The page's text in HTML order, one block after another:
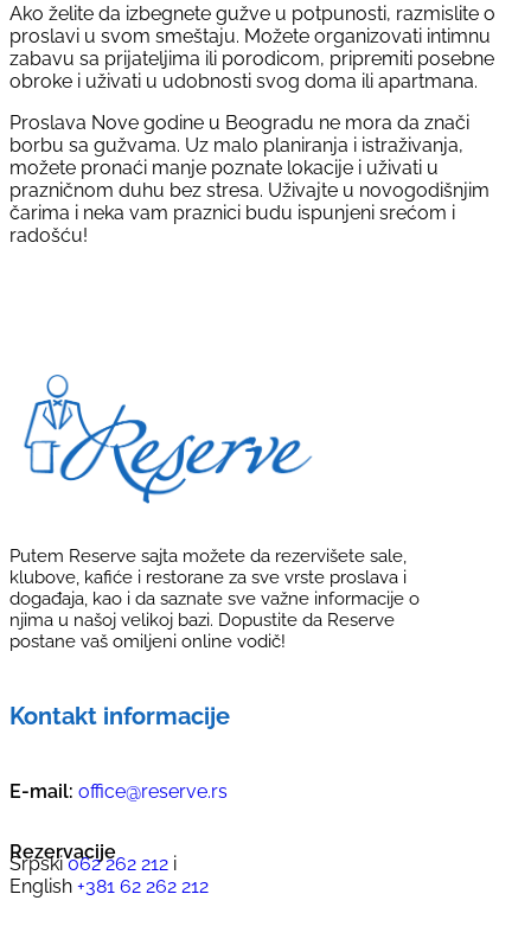
Ako želite da izbegnete gužve u potpunosti, razmislite o
proslavi u svom smeštaju. Možete organizovati intimnu
zabavu sa prijateljima ili porodicom, pripremiti posebne
obroke i uživati u udobnosti svog doma ili apartmana.
Proslava Nove godine u Beogradu ne mora da znači
borbu sa gužvama. Uz malo planiranja i istraživanja,
možete pronaći manje poznate lokacije i uživati u
prazničnom duhu bez stresa. Uživajte u novogodišnjim
čarima i neka vam praznici budu ispunjeni srećom i
radošću!
Putem Reserve sajta možete da rezervišete sale,
klubove, kafiće i restorane za sve vrste proslava i
događaja, kao i da saznate sve važne informacije o
njima u našoj velikoj bazi. Dopustite da Reserve
postane vaš omiljeni online vodič!
Kontakt informacije
E-mail: office@reserve.rs
Rezervacije
Srpski062 262 212 i
English +381 62 262 212